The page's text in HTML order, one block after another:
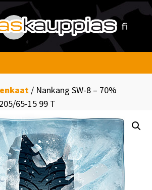
/ Nankang SW-8 – 70%
65-15 99 T